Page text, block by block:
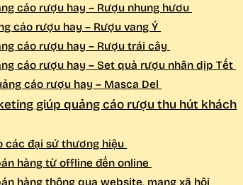
cáo rượu hay – Rượu nhung hươu
cáo rượu hay – Rượu vang Ý
cáo rượu hay – Rượu trái cây
cáo rượu hay – Set quà rượu nhân dịp Tết
cáo rượu hay – Masca Del
giúp quảng cáo rượu thu hút khách
các đại sứ thương hiệu
hàng từ offline đến online
hàng thông qua website, mạng xã hội